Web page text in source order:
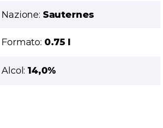
Nazione: Sauternes
Formato: 0.75 l
Alcol:14,0%